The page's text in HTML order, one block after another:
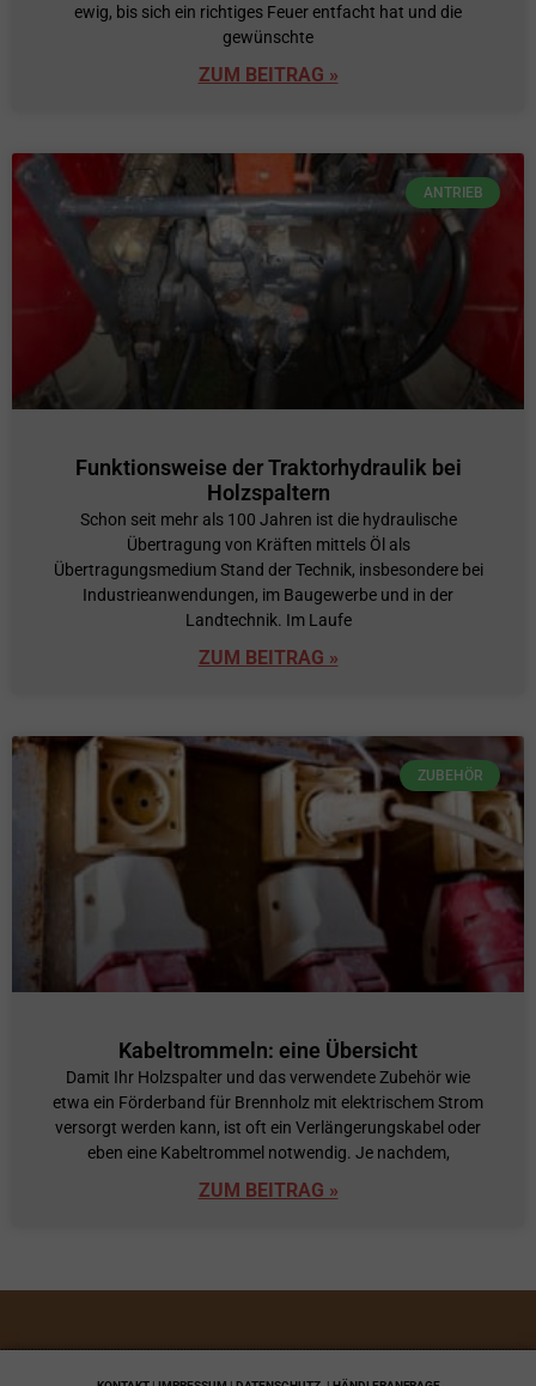
ewig, bis sich ein richtiges Feuer entfacht hat und die
gewünschte
ZUM BEITRAG »
ANTRIEB
Funktionsweise der Traktorhydraulik bei
Holzspaltern
Schon seit mehr als 100 Jahren ist die hydraulische
Übertragung von Kräften mittels Öl als
Übertragungsmedium Stand der Technik, insbesondere bei
Industrieanwendungen, im Baugewerbe und in der
Landtechnik. Im Laufe
ZUM BEITRAG »
ZUBEHÖR
Kabeltrommeln: eine Übersicht
Damit Ihr Holzspalter und das verwendete Zubehör wie
etwa ein Förderband für Brennholz mit elektrischem Strom
versorgt werden kann, ist oft ein Verlängerungskabel oder
eben eine Kabeltrommel notwendig. Je nachdem,
ZUM BEITRAG »